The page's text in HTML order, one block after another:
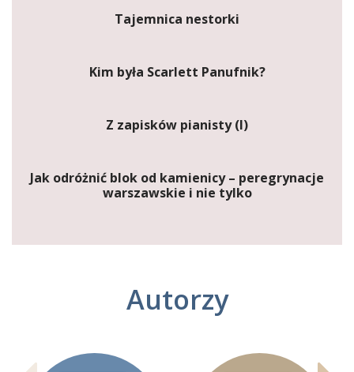
Tajemnica nestorki
Kim była Scarlett Panufnik?
Z zapisków pianisty (I)
Jak odróżnić blok od kamienicy – peregrynacje
warszawskie i nie tylko
Autorzy